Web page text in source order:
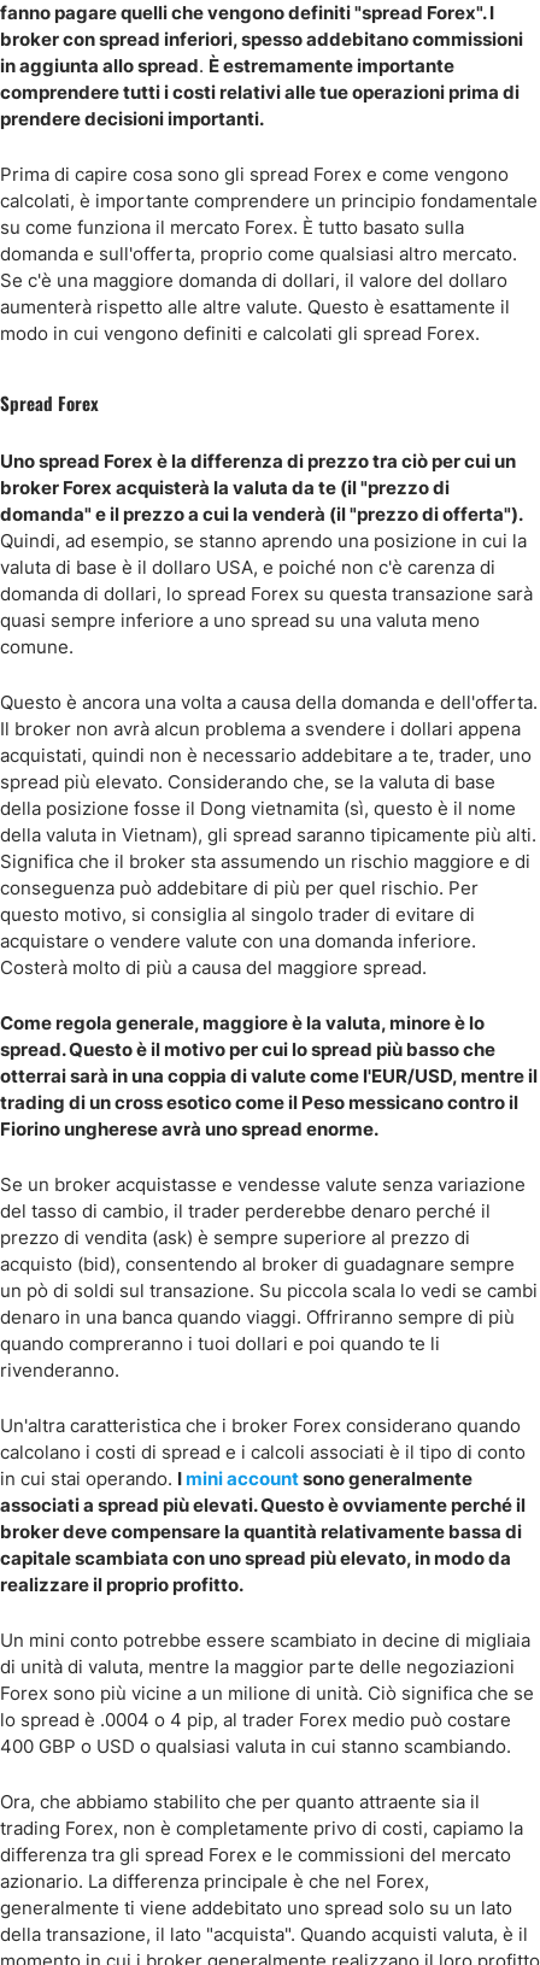
fanno pagare quelli che vengono definiti "spread Forex". I
broker con spread inferiori, spesso addebitano commissioni
in aggiunta allo spread. È estremamente importante
comprendere tutti i costi relativi alle tue operazioni prima di
prendere decisioni importanti.
Prima di capire cosa sono gli spread Forex e come vengono
calcolati, è importante comprendere un principio fondamentale
su come funziona il mercato Forex. È tutto basato sulla
domanda e sull'offerta, proprio come qualsiasi altro mercato.
Se c'è una maggiore domanda di dollari, il valore del dollaro
aumenterà rispetto alle altre valute. Questo è esattamente il
modo in cui vengono definiti e calcolati gli spread Forex.
Spread Forex
Uno spread Forex è la differenza di prezzo tra ciò per cui un
broker Forex acquisterà la valuta da te (il "prezzo di
domanda" e il prezzo a cui la venderà (il "prezzo di offerta").
Quindi, ad esempio, se stanno aprendo una posizione in cui la
valuta di base è il dollaro USA, e poiché non c'è carenza di
domanda di dollari, lo spread Forex su questa transazione sarà
quasi sempre inferiore a uno spread su una valuta meno
comune.
Questo è ancora una volta a causa della domanda e dell'offerta.
Il broker non avrà alcun problema a svendere i dollari appena
acquistati, quindi non è necessario addebitare a te, trader, uno
spread più elevato. Considerando che, se la valuta di base
della posizione fosse il Dong vietnamita (sì, questo è il nome
della valuta in Vietnam), gli spread saranno tipicamente più alti.
Significa che il broker sta assumendo un rischio maggiore e di
conseguenza può addebitare di più per quel rischio. Per
questo motivo, si consiglia al singolo trader di evitare di
acquistare o vendere valute con una domanda inferiore.
Costerà molto di più a causa del maggiore spread.
Come regola generale, maggiore è la valuta, minore è lo
spread. Questo è il motivo per cui lo spread più basso che
otterrai sarà in una coppia di valute come l'EUR/USD, mentre il
trading di un cross esotico come il Peso messicano contro il
Fiorino ungherese avrà uno spread enorme.
Se un broker acquistasse e vendesse valute senza variazione
del tasso di cambio, il trader perderebbe denaro perché il
prezzo di vendita (ask) è sempre superiore al prezzo di
acquisto (bid), consentendo al broker di guadagnare sempre
un pò di soldi sul transazione. Su piccola scala lo vedi se cambi
denaro in una banca quando viaggi. Offriranno sempre di più
quando compreranno i tuoi dollari e poi quando te li
rivenderanno.
Un'altra caratteristica che i broker Forex considerano quando
calcolano i costi di spread e i calcoli associati è il tipo di conto
in cui stai operando. I mini accountsono generalmente
associati a spread più elevati. Questo è ovviamente perché il
broker deve compensare la quantità relativamente bassa di
capitale scambiata con uno spread più elevato, in modo da
realizzare il proprio profitto.
Un mini conto potrebbe essere scambiato in decine di migliaia
di unità di valuta, mentre la maggior parte delle negoziazioni
Forex sono più vicine a un milione di unità. Ciò significa che se
lo spread è .0004 o 4 pip, al trader Forex medio può costare
400 GBP o USD o qualsiasi valuta in cui stanno scambiando.
Ora, che abbiamo stabilito che per quanto attraente sia il
trading Forex, non è completamente privo di costi, capiamo la
differenza tra gli spread Forex e le commissioni del mercato
azionario. La differenza principale è che nel Forex,
generalmente ti viene addebitato uno spread solo su un lato
della transazione, il lato "acquista". Quando acquisti valuta, è il